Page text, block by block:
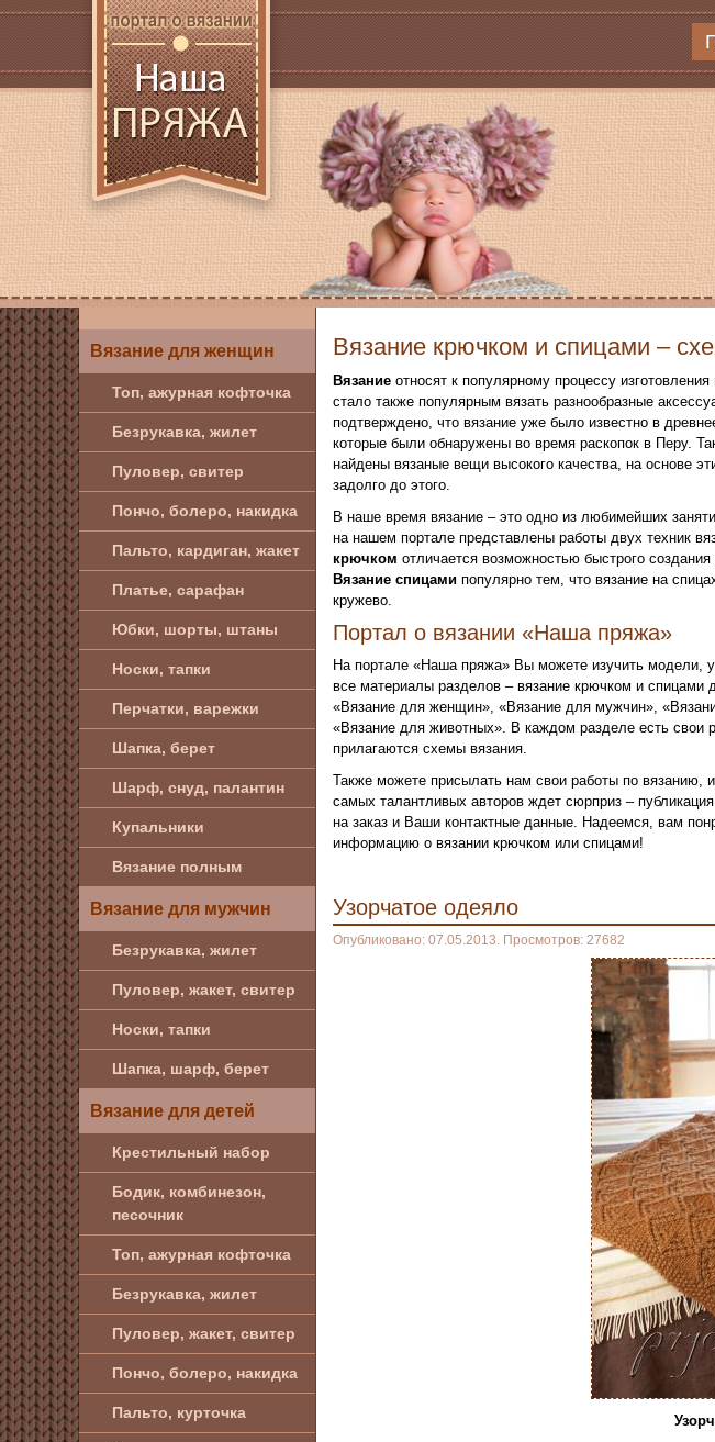
Вязание для женщин
Топ, ажурная кофточка
Безрукавка, жилет
Пуловер, свитер
Пончо, болеро, накидка
Пальто, кардиган, жакет
Платье, сарафан
Юбки, шорты, штаны
Носки, тапки
Перчатки, варежки
Шапка, берет
Шарф, снуд, палантин
Купальники
Вязание полным
Вязание для мужчин
Безрукавка, жилет
Пуловер, жакет, свитер
Носки, тапки
Шапка, шарф, берет
Вязание для детей
Крестильный набор
Бодик, комбинезон,
песочник
Топ, ажурная кофточка
Безрукавка, жилет
Пуловер, жакет, свитер
Пончо, болеро, накидка
Пальто, курточка
Вязание крючком и спицами –
Вязание относят к популярному процессу
стало также популярным вязать разнообразные
подтверждено, что вязание уже было известно в
которые были обнаружены во время раскопок в Перу.
найдены вязаные вещи высокого качества, на основе
задолго до этого.
В наше время вязание – это одно из любимейших
на нашем портале представлены работы двух техник
крючком отличается возможностью быстрого
Вязание спицами популярно тем, что вязание на
кружево.
Портал о вязании «Наша пряжа»
На портале «Наша пряжа» Вы можете изучить модели,
все материалы разделов – вязание крючком и
«Вязание для женщин», «Вязание для мужчин»,
«Вязание для животных». В каждом разделе есть свои
прилагаются схемы вязания.
Также можете присылать нам свои работы по вязанию,
самых талантливых авторов ждет сюрприз –
на заказ и Ваши контактные данные. Надеемся, вам
информацию о вязании крючком или спицами!
Узорчатое одеяло
Опубликовано: 07.05.2013. Просмотров: 27682